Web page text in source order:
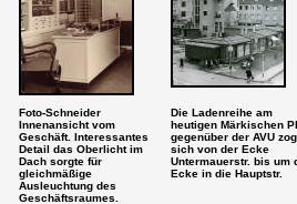
Foto-Schneider
Innenansicht vom
Geschäft. Interessantes
Detail das Oberlicht im
Dach sorgte für
gleichmäßige
Ausleuchtung des
Geschäftsraumes.
Die Ladenreihe am
heutigen Märkischen
gegenüber der AVU zog
sich von der Ecke
Untermauerstr. bis um
Ecke in die Hauptstr.